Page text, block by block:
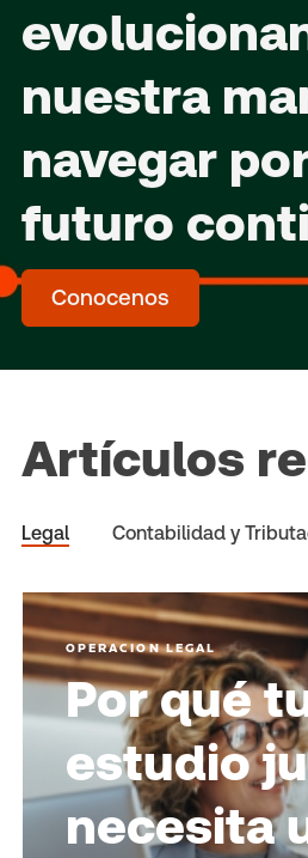
nuestra
navegar
futuro
Conocenos
Artículos
Legal Contabilidad y
OPERACION LEGAL
Por qué
estudio
necesita